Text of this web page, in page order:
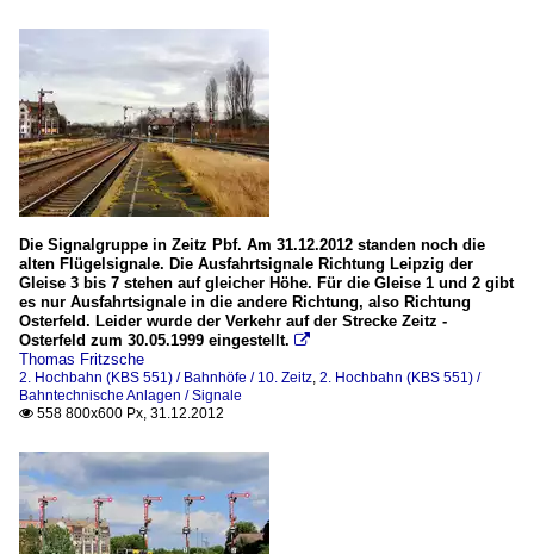
Die Signalgruppe in Zeitz Pbf. Am 31.12.2012 standen noch die
alten Flügelsignale. Die Ausfahrtsignale Richtung Leipzig der
Gleise 3 bis 7 stehen auf gleicher Höhe. Für die Gleise 1 und 2 gibt
es nur Ausfahrtsignale in die andere Richtung, also Richtung
Osterfeld. Leider wurde der Verkehr auf der Strecke Zeitz -
Osterfeld zum 30.05.1999 eingestellt. 
Thomas Fritzsche
2. Hochbahn (KBS 551) / Bahnhöfe / 10. Zeitz 2. Hochbahn (KBS 551) /
Bahntechnische Anlagen / Signale
 558 800x600 Px, 31.12.2012